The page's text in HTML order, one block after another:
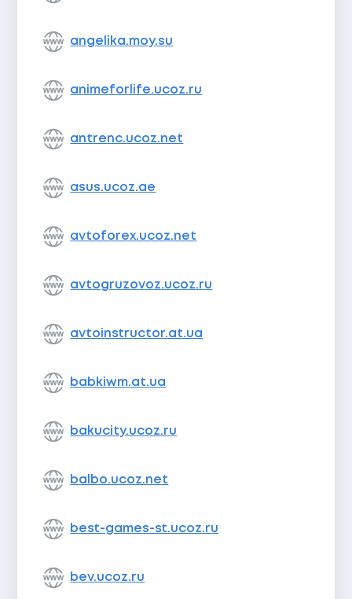
angelika.moy.su
animeforlife.ucoz.ru
antrenc.ucoz.net
asus.ucoz.ae
avtoforex.ucoz.net
avtogruzovoz.ucoz.ru
avtoinstructor.at.ua
babkiwm.at.ua
bakucity.ucoz.ru
balbo.ucoz.net
best-games-st.ucoz.ru
bev.ucoz.ru